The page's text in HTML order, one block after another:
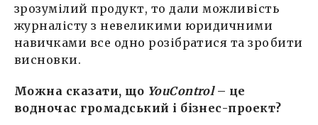
зрозумілий продукт, то дали можливість
журналісту з невеликими юридичними
навичками все одно розібратися та зробити
висновки.
Можна сказати, що YouControl– це
водночас громадський і бізнес-проект?